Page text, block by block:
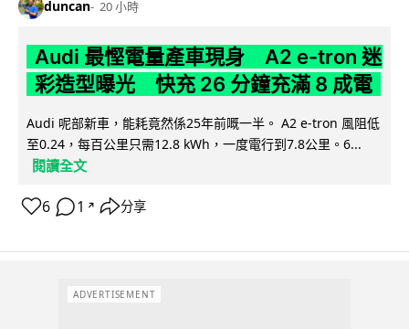
duncan 20 小時
Audi 最慳電量產車現身 A2 e-tron 迷
彩造型曝光 快充 26 分鐘充滿 8 成電
Audi 呢部新車，能耗竟然係25年前嘅一半。 A2 e-tron 風阻低
至0.24，每百公里只需12.8 kWh，一度電行到7.8公里。6...
閱讀全文
6 1 ↗ 分享
ADVERTISEMENT